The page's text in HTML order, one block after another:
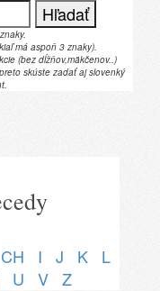
Hľadať
má aspoň 3 znaky).
(bez dĺžňov,mäkčenov..)
skúste zadať aj slovenký
CH I J K
L
U V Z